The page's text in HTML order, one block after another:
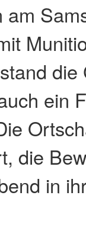
am
ein
die
in